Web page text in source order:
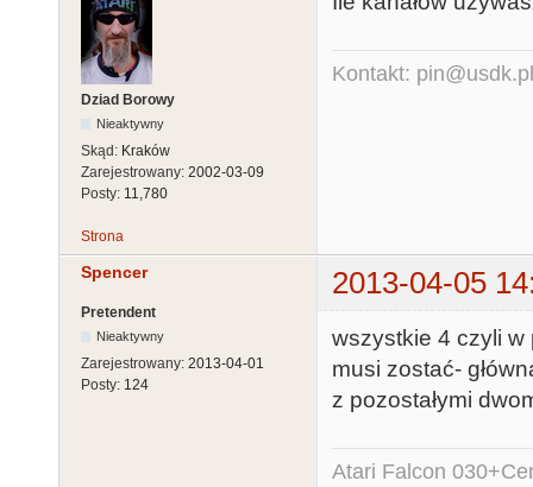
Dziad Borowy
Nieaktywny
Skąd: Kraków
Zarejestrowany: 2002-03-09
Posty: 11,780
Kontakt: pin@usdk.pl
Strona
Spencer 2013-04-05
Pretendent
Nieaktywny
Zarejestrowany: 2013-04-01
Posty: 124
wszystkie 4 czyli w
musi zostać-
z pozostałymi
Atari Falcon